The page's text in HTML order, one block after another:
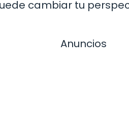
cambiar tu
Anuncios